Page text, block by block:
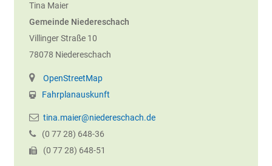
Tina Maier
Gemeinde Niedereschach
Villinger Straße 10
78078 Niedereschach
OpenStreetMap
Fahrplanauskunft
tina.maier@niedereschach.de
(0 7728) 648-36
(0 7728) 648-51